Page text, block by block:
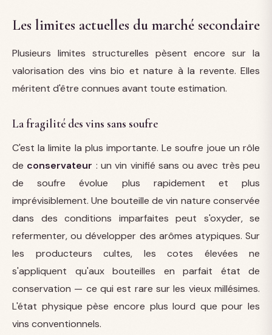
Les limites actuelles du marché secondaire
Plusieurs limites structurelles pèsent encore sur la
valorisation des vins bio et nature à la revente. Elles
méritent d'être connues avant toute estimation.
La fragilité des vins sans soufre
C'est la limite la plus importante. Le soufre joue un rôle
de conservateur : un vin vinifié sans ou avec très peu
de soufre évolue plus rapidement et plus
imprévisiblement. Une bouteille de vin nature conservée
dans des conditions imparfaites peut s'oxyder, se
refermenter, ou développer des arômes atypiques. Sur
les producteurs cultes, les cotes élevées ne
s'appliquent qu'aux bouteilles en parfait état de
conservation — ce qui est rare sur les vieux millésimes.
L'état physique pèse encore plus lourd que pour les
vins conventionnels.